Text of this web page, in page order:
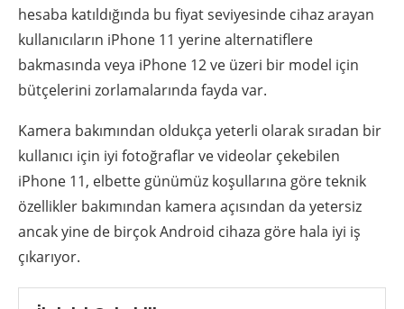
hesaba katıldığında bu fiyat seviyesinde cihaz arayan
kullanıcıların iPhone 11 yerine alternatiflere
bakmasında veya iPhone 12 ve üzeri bir model için
bütçelerini zorlamalarında fayda var.
Kamera bakımından oldukça yeterli olarak sıradan bir
kullanıcı için iyi fotoğraflar ve videolar çekebilen
iPhone 11, elbette günümüz koşullarına göre teknik
özellikler bakımından kamera açısından da yetersiz
ancak yine de birçok Android cihaza göre hala iyi iş
çıkarıyor.